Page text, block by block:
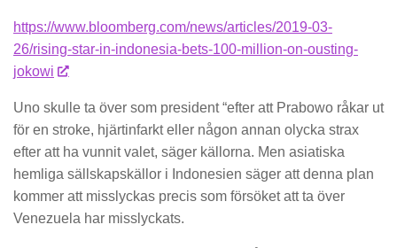
https://www.bloomberg.com/news/articles/2019-03-
26/rising-star-in-indonesia-bets-100-million-on-ousting-
jokowi
Uno skulle ta över som president “efter att Prabowo råkar ut
för en stroke, hjärtinfarkt eller någon annan olycka strax
efter att ha vunnit valet, säger källorna. Men asiatiska
hemliga sällskapskällor i Indonesien säger att denna plan
kommer att misslyckas precis som försöket att ta över
Venezuela har misslyckats.